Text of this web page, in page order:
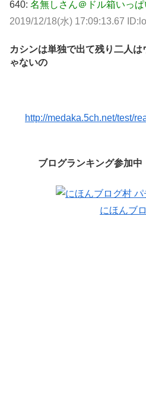
640: 名無しさん＠ドル箱いっ
2019/12/18(水) 17:09:13.67
カシンは単独で出て残り二人
ゃないの
http://medaka.5ch.net/test/
ブログランキング参加
にほんブ